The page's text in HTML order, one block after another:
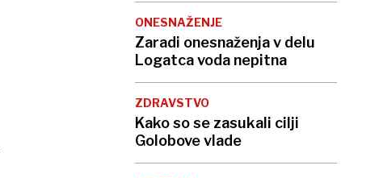
ONESNAŽENJE
Zaradi onesnaženja v delu
Logatca voda nepitna
ZDRAVSTVO
Kako so se zasukali cilji
Golobove vlade